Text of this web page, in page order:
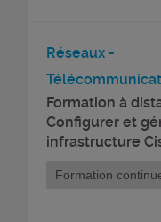
Réseaux -
Formation à
Configurer et
infrastructure
Formation